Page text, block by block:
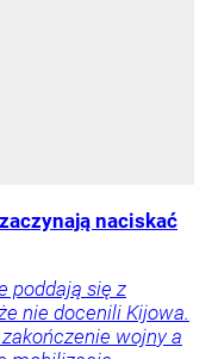
naciskać
poddają się z
nie docenili Kijowa.
wojny a